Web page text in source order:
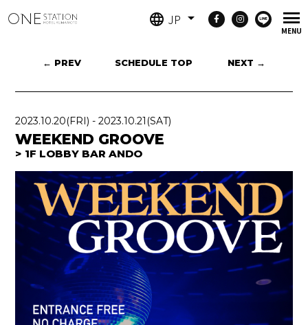
JP
← PREV SCHEDULE TOP NEXT →
2023.10.20(FRI) -2023.10.21 (SAT)
WEEKEND GROOVE
1F LOBBY BAR ANDO